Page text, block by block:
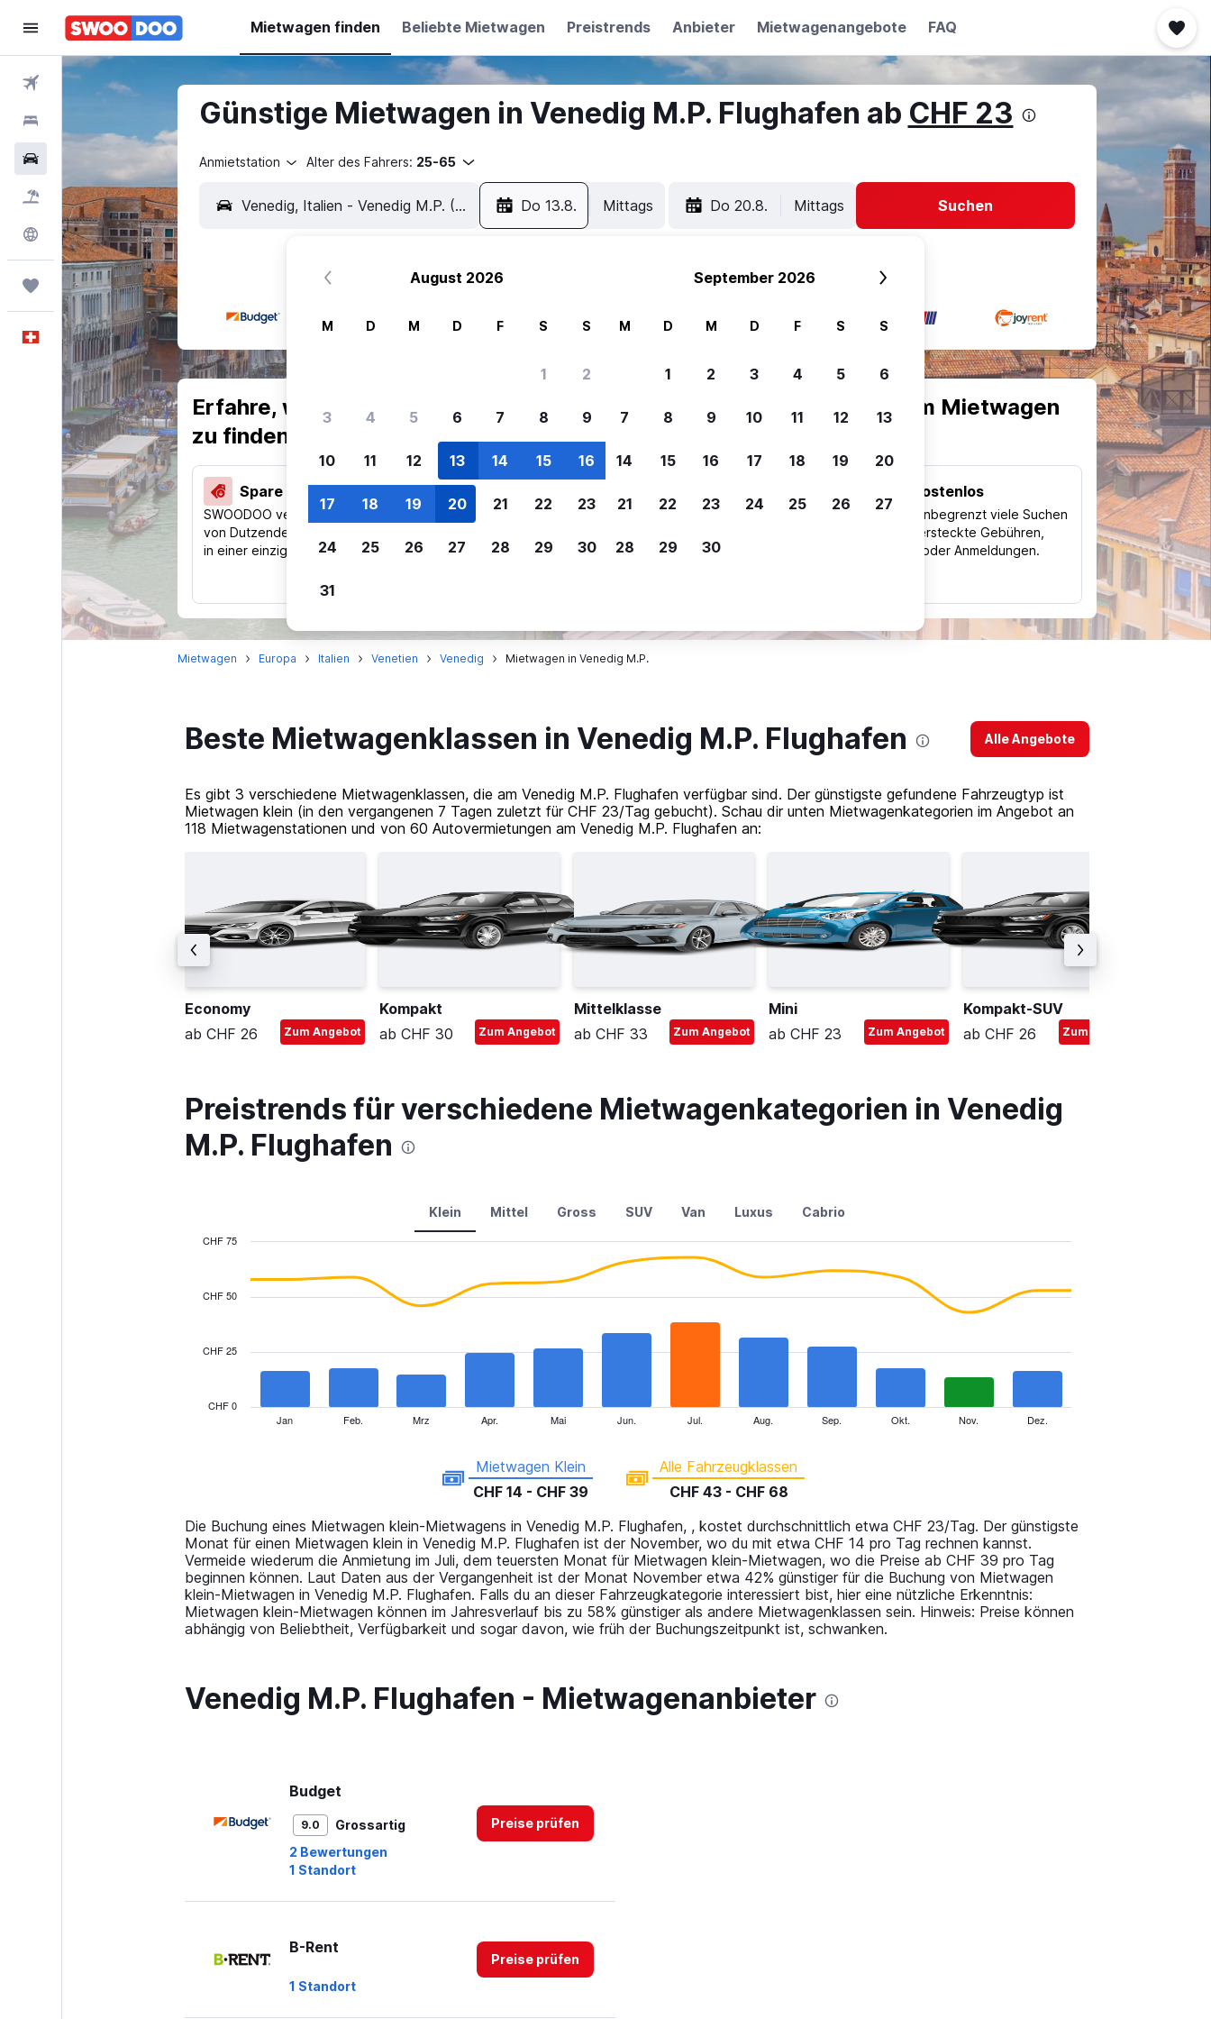
Mietwagen finden Beliebte Mietwagen Preistrends Anbieter Mietwagenangebote FAQ
Flüge
Pauschalreisen
FERIEN
Explore
Trips
Deutsch
Günstige Mietwagen in Venedig M.P. Flughafen ab CHF 23
Anmietstation Alter des Fahrers: 25-65
Do 13.8. Mittags Do 20.8. Mittags Suchen
Erfahre, warum unsere Reisenden sich für SWOODOO entscheiden, um Mietwagen
zu finden.
Spare 44 % und mehr
SWOODOO vergleicht Preise
von Dutzenden Reise-Websites
in einer einzigen Suche.
Preisalarm
Lass dich benachrichtigen,
um kein tolles Angebot zu
Anpassung von Trips
Mietwagenergebnisse nach
Kostenlos
Nutze unbegrenzt viele Suchen
ohne versteckte Gebühren,
Kosten oder Anmeldungen.
Mietwagen Europa Italien Venetien Venedig Mietwagen in Venedig M.P.
Beste Mietwagenklassen in Venedig M.P. Flughafen Alle Angebote
Es gibt 3 verschiedene Mietwagenklassen, die am Venedig M.P. Flughafen verfügbar sind. Der günstigste gefundene Fahrzeugtyp ist
Mietwagen klein (in den vergangenen 7 Tagen zuletzt für CHF 23/Tag gebucht). Schau dir unten Mietwagenkategorien im Angebot an
118 Mietwagenstationen und von 60 Autovermietungen am Venedig M.P. Flughafen an:
Economy
ab CHF 26
Zum Angebot
Kompakt
ab CHF 30
Zum Angebot
Mittelklasse
ab CHF 33
Zum Angebot
Mini
ab CHF 23
Zum Angebot
Kompakt-SUV
ab CHF 26
Zum Angebot
Preistrends für verschiedene Mietwagenkategorien in Venedig
M.P. Flughafen
Klein Mittel Gross SUV Van Luxus Cabrio
has
14
categories.
The
chart
has
1
Y
Range:
0
Jan Feb. Mrz Apr. Mai Jun. Jul. Aug. Sep. Okt. Nov. Dez.
CHF 0
CHF 25
CHF 50
CHF 75
Mietwagen Klein
CHF 14 - CHF 39
Alle Fahrzeugklassen
CHF 43 - CHF 68
Die Buchung eines Mietwagen klein-Mietwagens in Venedig M.P. Flughafen, , kostet durchschnittlich etwa CHF 23/Tag. Der günstigste
Monat für einen Mietwagen klein in Venedig M.P. Flughafen ist der November, wo du mit etwa CHF 14 pro Tag rechnen kannst.
Vermeide wiederum die Anmietung im Juli, dem teuersten Monat für Mietwagen klein-Mietwagen, wo die Preise ab CHF 39 pro Tag
beginnen können. Laut Daten aus der Vergangenheit ist der Monat November etwa 42% günstiger für die Buchung von Mietwagen
klein-Mietwagen in Venedig M.P. Flughafen. Falls du an dieser Fahrzeugkategorie interessiert bist, hier eine nützliche Erkenntnis:
Mietwagen klein-Mietwagen können im Jahresverlauf bis zu 58% günstiger als andere Mietwagenklassen sein. Hinweis: Preise können
abhängig von Beliebtheit, Verfügbarkeit und sogar davon, wie früh der Buchungszeitpunkt ist, schwanken.
Venedig M.P. Flughafen - Mietwagenanbieter
Budget
9.0
Grossartig
2 Bewertungen
1 Standort
Preise prüfen
B-Rent
1 Standort
Preise prüfen
August 2026
M D M D F S S
1 2
3 4 5 6 7 8 9
10 11 12 13 14 15 16
17 18 19 20 21 22 23
24 25 26 27 28 29 30
31
September 2026
M D M D F S S
1 2 3 4 5 6
7 8 9 10 11 12 13
14 15 16 17 18 19 20
21 22 23 24 25 26 27
28 29 30